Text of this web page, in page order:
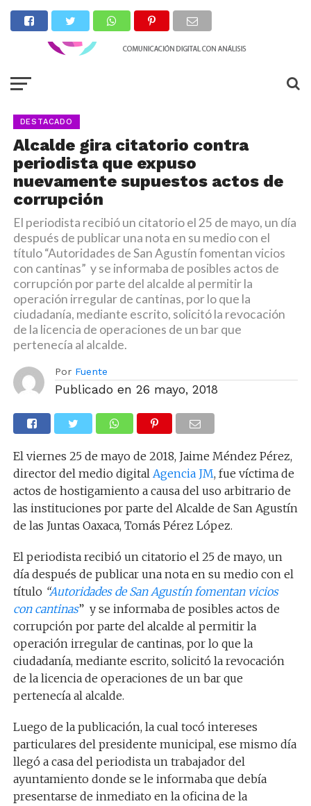
DESTACADO
Alcalde gira citatorio contra
periodista que expuso
nuevamente supuestos actos de
corrupción
El periodista recibió un citatorio el 25 de mayo, un día
después de publicar una nota en su medio con el
título “Autoridades de San Agustín fomentan vicios
con cantinas” y se informaba de posibles actos de
corrupción por parte del alcalde al permitir la
operación irregular de cantinas, por lo que la
ciudadanía, mediante escrito, solicitó la revocación
de la licencia de operaciones de un bar que
pertenecía al alcalde.
Por Fuente
Publicado en 26 mayo, 2018
El viernes 25 de mayo de 2018, Jaime Méndez Pérez,
director del medio digital Agencia JM, fue víctima de
actos de hostigamiento a causa del uso arbitrario de
las instituciones por parte del Alcalde de San Agustín
de las Juntas Oaxaca, Tomás Pérez López.
El periodista recibió un citatorio el 25 de mayo, un
día después de publicar una nota en su medio con el
título “Autoridades de San Agustín fomentan vicios
con cantinas” y se informaba de posibles actos de
corrupción por parte del alcalde al permitir la
operación irregular de cantinas, por lo que la
ciudadanía, mediante escrito, solicitó la revocación
de la licencia de operaciones de un bar que
pertenecía al alcalde.
Luego de la publicación, la cual tocó intereses
particulares del presidente municipal, ese mismo día
llegó a casa del periodista un trabajador del
ayuntamiento donde se le informaba que debía
presentarse de inmediato en la oficina de la